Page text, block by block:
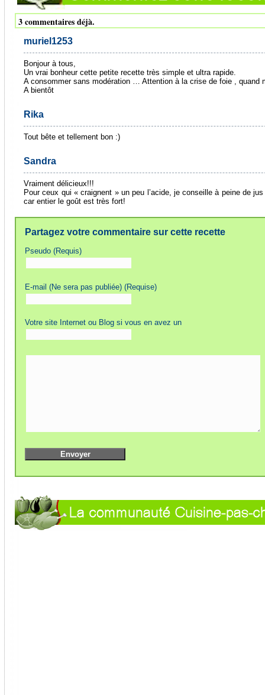
3 commentaires déjà.
muriel1253
Bonjour à tous,
Un vrai bonheur cette petite recette très simple et ultra rapide.
A consommer sans modération … Attention à la crise de foie , quand
A bientôt
Rika
Tout bête et tellement bon :)
Sandra
Vraiment délicieux!!!
Pour ceux qui « craignent » un peu l’acide, je conseille à peine de
car entier le goût est très fort!
Partagez votre commentaire sur cette recette
Pseudo (Requis)
E-mail (Ne sera pas publiée) (Requise)
Votre site Internet ou Blog si vous en avez un